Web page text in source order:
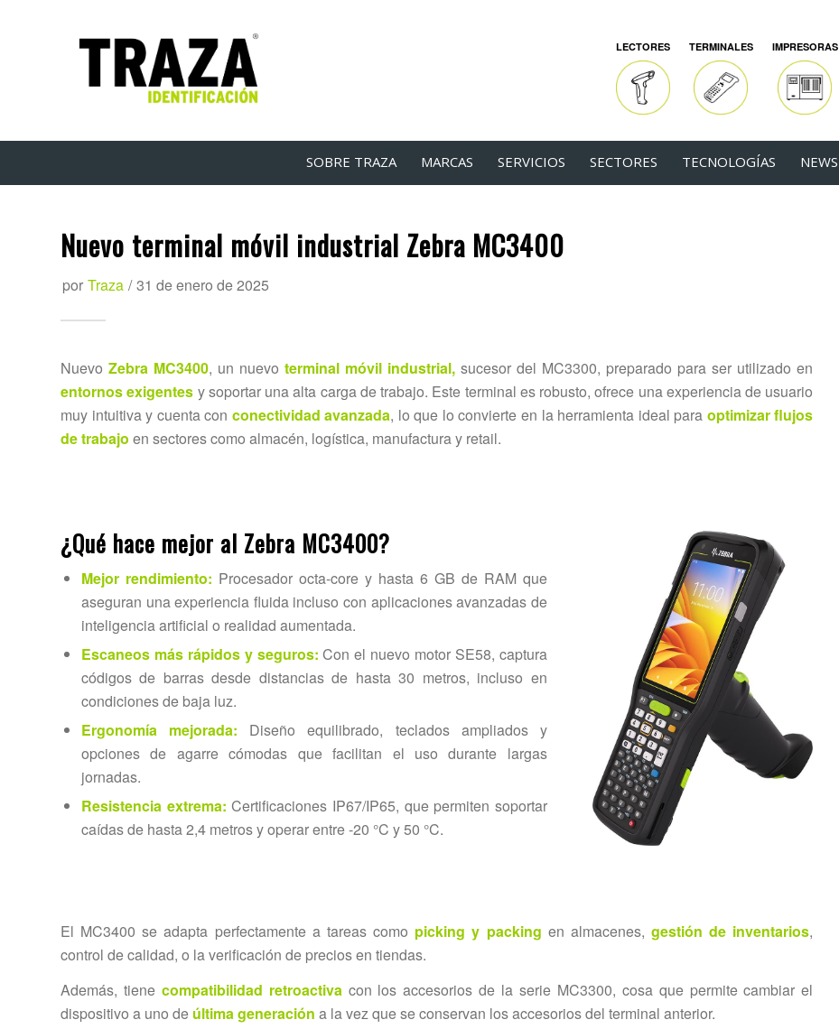
LECTORES TERMINALES IMPRESORAS
SOBRE TRAZA MARCAS SERVICIOS SECTORES TECNOLOGÍAS NEWS
Nuevo terminal móvil industrial Zebra MC3400
por Traza / 31 de enero de 2025
NuevoZebra MC3400, un nuevoterminal móvil industrial, sucesor del MC3300, preparado para ser utilizado en
entornos exigentes y soportar una alta carga de trabajo. Este terminal es robusto, ofrece una experiencia de usuario
muy intuitiva y cuenta con conectividad avanzada, lo que lo convierte en la herramienta ideal para optimizar flujos
de trabajo en sectores como almacén, logística, manufactura y retail.
¿Qué hace mejor al Zebra MC3400?
Mejor rendimiento: Procesador octa-core y hasta 6 GB de RAM que
aseguran una experiencia fluida incluso con aplicaciones avanzadas de
inteligencia artificial o realidad aumentada.
Escaneos más rápidos y seguros: Con el nuevo motor SE58, captura
códigos de barras desde distancias de hasta 30 metros, incluso en
condiciones de baja luz.
Ergonomía mejorada: Diseño equilibrado, teclados ampliados y
opciones de agarre cómodas que facilitan el uso durante largas
jornadas.
Resistencia extrema: Certificaciones IP67/IP65, que permiten soportar
caídas de hasta 2,4 metros y operar entre -20 °C y 50 °C.
El MC3400 se adapta perfectamente a tareas como picking y packing en almacenes,gestión de inventarios,
control de calidad, o la verificación de precios en tiendas.
Además, tiene compatibilidad retroactivacon los accesorios de la serie MC3300, cosa que permite cambiar el
dispositivo a uno de última generación a la vez que se conservan los accesorios del terminal anterior.